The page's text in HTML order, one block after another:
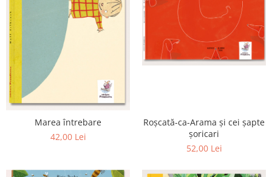
Marea întrebare
42,00 Lei
Roșcată-ca-Arama și cei șapte
șoricari
52,00 Lei